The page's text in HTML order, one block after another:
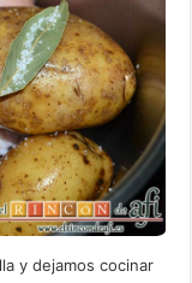
y dejamos cocinar